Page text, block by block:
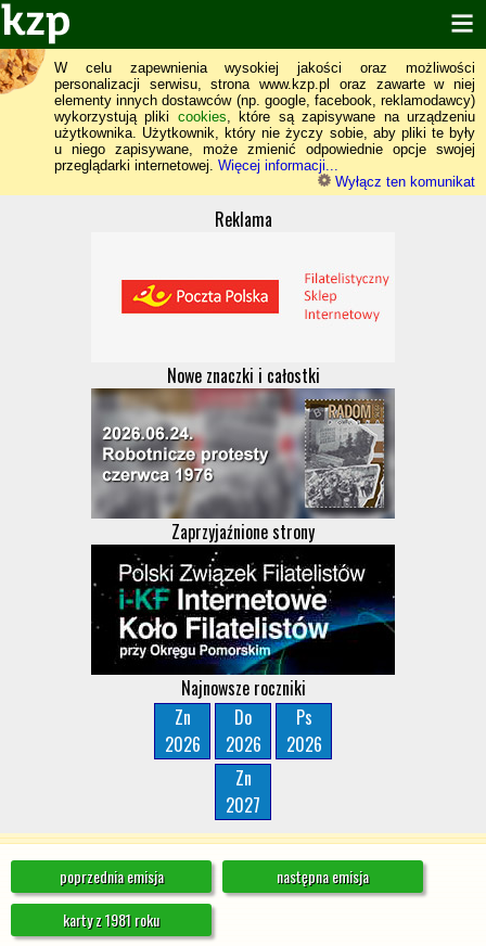
W celu zapewnienia wysokiej jakości oraz możliwości
personalizacji serwisu, strona www.kzp.pl oraz zawarte w niej
elementy innych dostawców (np. google, facebook, reklamodawcy)
wykorzystują pliki cookies, które są zapisywane na urządzeniu
użytkownika. Użytkownik, który nie życzy sobie, aby pliki te były
u niego zapisywane, może zmienić odpowiednie opcje swojej
przeglądarki internetowej. Więcej informacji...
Wyłącz ten komunikat
Reklama
Nowe znaczki i całostki
Zaprzyjaźnione strony
Najnowsze roczniki
Zn
2026
Do
2026
Ps
2026
Zn
2027
poprzednia emisja
następna emisja
karty z 1981 roku